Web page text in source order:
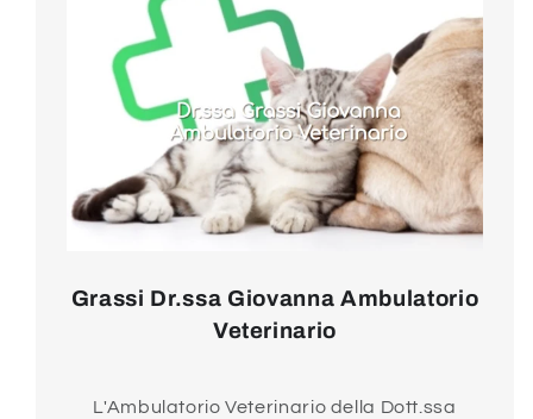
Grassi Dr.ssa Giovanna Ambulatorio
Veterinario
L'Ambulatorio Veterinario della Dott.ssa